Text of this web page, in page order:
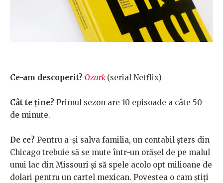
Ce-am descoperit? Ozark (serial Netflix)
Cât te ține? Primul sezon are 10 episoade a câte 50
de minute.
De ce? Pentru a-și salva familia, un contabil șters din
Chicago trebuie să se mute într-un orășel de pe malul
unui lac din Missouri și să spele acolo opt milioane de
dolari pentru un cartel mexican. Povestea o cam știți